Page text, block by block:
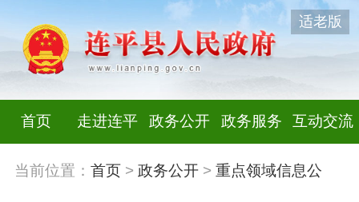
适老版
首页 走进连平 政务公开 政务服务 互动交流
当前位置： 首页> 政务公开> 重点领域信息公